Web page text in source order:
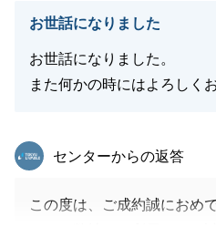
お世話になりました
お世話になりました。
また何かの時にはよろしく
東急リバブル
センターからの返答
この度は、ご成約誠におめ